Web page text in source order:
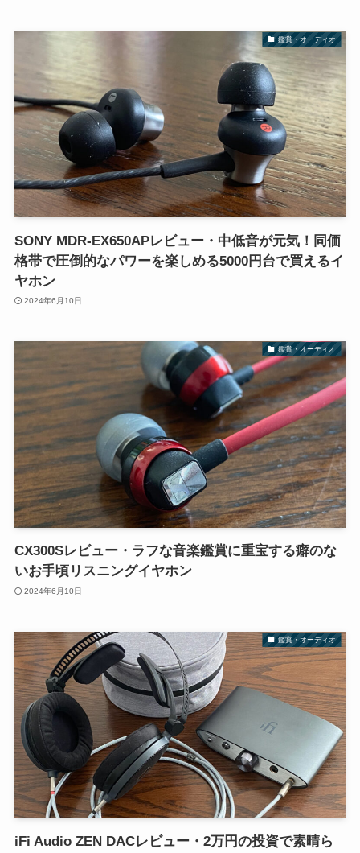
鑑賞・オーディオ
SONY MDR-EX650APレビュー・中低音が元気！同価
格帯で圧倒的なパワーを楽しめる5000円台で買えるイ
ヤホン
2024年6月10日
鑑賞・オーディオ
CX300Sレビュー・ラフな音楽鑑賞に重宝する癖のな
いお手頃リスニングイヤホン
2024年6月10日
鑑賞・オーディオ
iFi Audio ZEN DACレビュー・2万円の投資で素晴ら